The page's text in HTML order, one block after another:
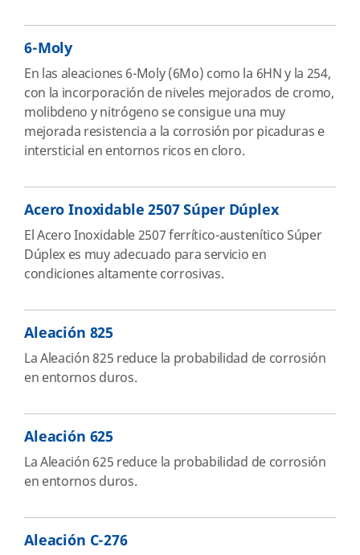
6-Moly
En las aleaciones 6-Moly (6Mo) como la 6HN y la 254,
con la incorporación de niveles mejorados de cromo,
molibdeno y nitrógeno se consigue una muy
mejorada resistencia a la corrosión por picaduras e
intersticial en entornos ricos en cloro.
Acero Inoxidable 2507 Súper Dúplex
El Acero Inoxidable 2507 ferrítico-austenítico Súper
Dúplex es muy adecuado para servicio en
condiciones altamente corrosivas.
Aleación 825
La Aleación 825 reduce la probabilidad de corrosión
en entornos duros.
Aleación 625
La Aleación 625 reduce la probabilidad de corrosión
en entornos duros.
Aleación C-276